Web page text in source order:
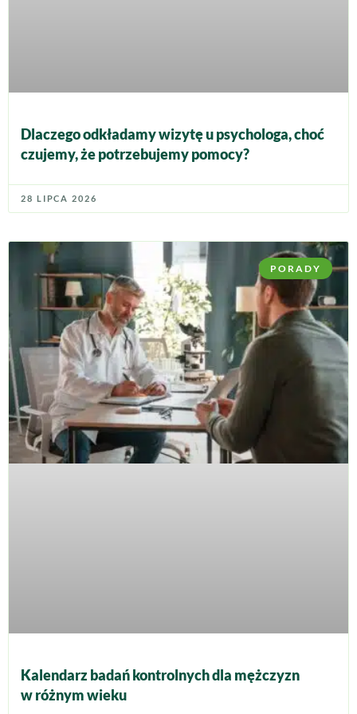
Dlaczego odkładamy wizytę u psychologa, choć
czujemy, że potrzebujemy pomocy?
28 LIPCA 2026
PORADY
Kalendarz badań kontrolnych dla mężczyzn
w różnym wieku